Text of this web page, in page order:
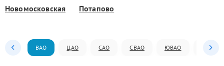
Новомосковская Потапово
ВАО ЦАО САО СВАО ЮВАО ЮАО